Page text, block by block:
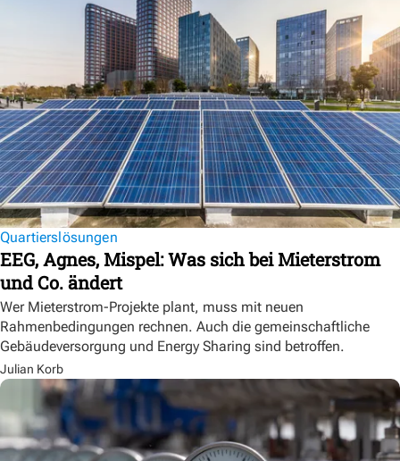
Quartierslösungen
EEG, Agnes, Mispel: Was sich bei Mieterstrom
und Co. ändert
Wer Mieterstrom-Projekte plant, muss mit neuen
Rahmenbedingungen rechnen. Auch die gemeinschaftliche
Gebäudeversorgung und Energy Sharing sind betroffen.
Julian Korb